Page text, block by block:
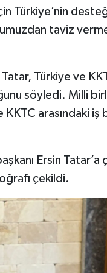
Türkiye’nin
taviz
Türkiye ve
söyledi. Milli
arasındaki iş
Ersin Tatar’a
çekildi.